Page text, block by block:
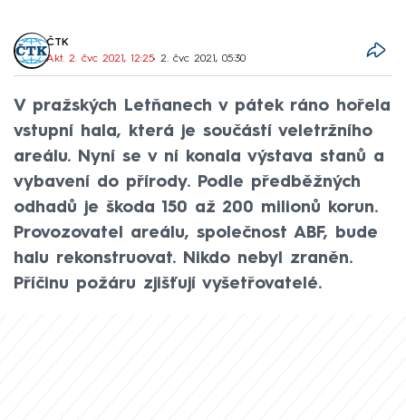
ČTK
Akt. 2. čvc 2021, 12:25• 2. čvc 2021, 05:30
V pražských Letňanech v pátek ráno hořela
vstupní hala, která je součástí veletržního
areálu. Nyní se v ní konala výstava stanů a
vybavení do přírody. Podle předběžných
odhadů je škoda 150 až 200 milionů korun.
Provozovatel areálu, společnost ABF, bude
halu rekonstruovat. Nikdo nebyl zraněn.
Příčinu požáru zjišťují vyšetřovatelé.